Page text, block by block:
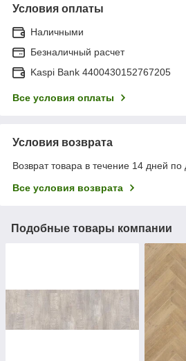
Условия оплаты
Наличными
Безналичный расчет
Kaspi Bank 4400430152767205
Все условия оплаты
Условия возврата
Возврат товара в течение 14 дней по
Все условия возврата
Подобные товары компании